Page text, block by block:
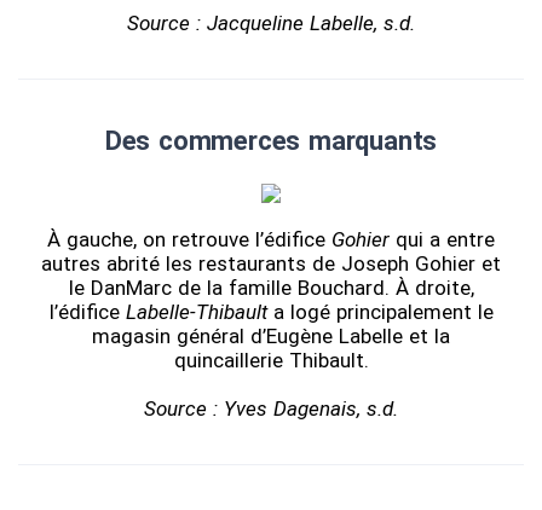
Source : Jacqueline Labelle, s.d.
Des commerces marquants
À gauche, on retrouve l’édifice Gohier qui a entre
autres abrité les restaurants de Joseph Gohier et
le DanMarc de la famille Bouchard. À droite,
l’édifice Labelle-Thibaulta logé principalement le
magasin général d’Eugène Labelle et la
quincaillerie Thibault.
Source : Yves Dagenais, s.d.